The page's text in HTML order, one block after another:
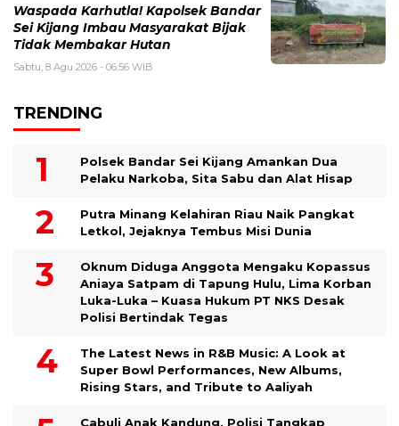
Waspada Karhutla! Kapolsek Bandar
Sei Kijang Imbau Masyarakat Bijak
Tidak Membakar Hutan
Sabtu, 8 Agu 2026 - 06:56 WIB
TRENDING
Polsek Bandar Sei Kijang Amankan Dua
Pelaku Narkoba, Sita Sabu dan Alat Hisap
Putra Minang Kelahiran Riau Naik Pangkat
Letkol, Jejaknya Tembus Misi Dunia
Oknum Diduga Anggota Mengaku Kopassus
Aniaya Satpam di Tapung Hulu, Lima Korban
Luka-Luka – Kuasa Hukum PT NKS Desak
Polisi Bertindak Tegas
The Latest News in R&B Music: A Look at
Super Bowl Performances, New Albums,
Rising Stars, and Tribute to Aaliyah
Cabuli Anak Kandung, Polisi Tangkap